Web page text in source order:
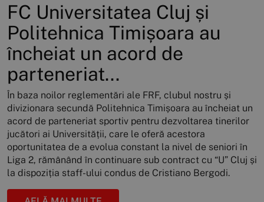
FC Universitatea Cluj și
Politehnica Timișoara au
încheiat un acord de
parteneriat...
În baza noilor reglementări ale FRF, clubul nostru și
divizionara secundă Politehnica Timișoara au încheiat un
acord de parteneriat sportiv pentru dezvoltarea tinerilor
jucători ai Universității, care le oferă acestora
oportunitatea de a evolua constant la nivel de seniori în
Liga 2, rămânând în continuare sub contract cu “U” Cluj și
la dispoziția staff-ului condus de Cristiano Bergodi.